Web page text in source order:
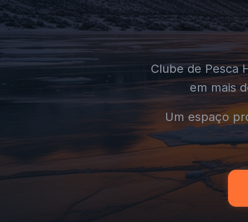
Clube de Pesca
em mais
Um espaço